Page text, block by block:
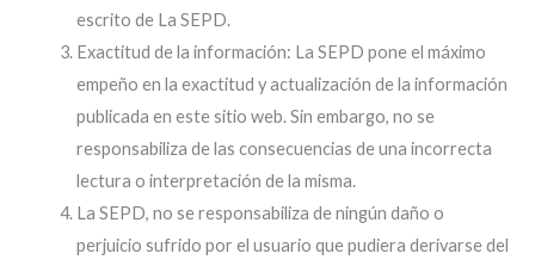
escrito de La SEPD.
Exactitud de la información: La SEPD pone el máximo
empeño en la exactitud y actualización de la información
publicada en este sitio web. Sin embargo, no se
responsabiliza de las consecuencias de una incorrecta
lectura o interpretación de la misma.
La SEPD, no se responsabiliza de ningún daño o
perjuicio sufrido por el usuario que pudiera derivarse del